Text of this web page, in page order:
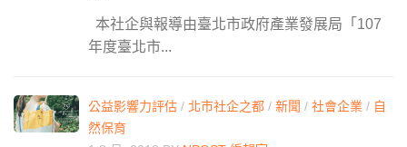
本社企與報導由臺北市政府產業發展局「107
年度臺北市...
公益影響力評估 / 北市社企之都 / 新聞 / 社會企業 / 自
然保育